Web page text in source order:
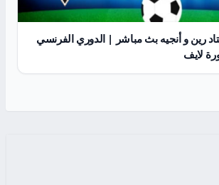
رين و أنجيه بث مباشر | الدوري الفرنسي